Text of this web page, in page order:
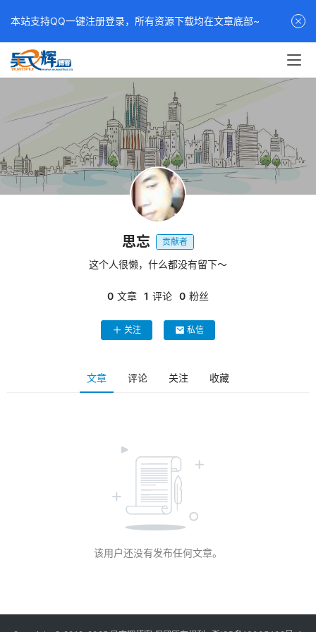
思忘 贡献者
这个人很懒，什么都没有留下～
0 文章 1 评论 0 粉丝
关注 私信
文章 评论 关注 收藏
该用户还没有发布任何文章。
本站支持QQ一键注册登录，所有资源下载均在文章底部~